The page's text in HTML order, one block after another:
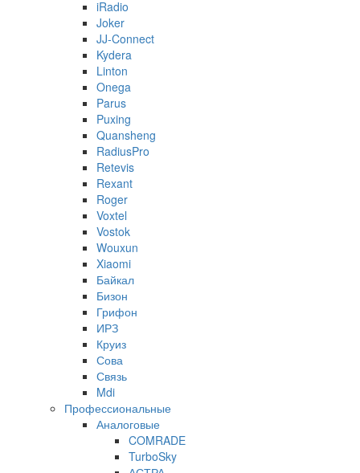
iRadio
Joker
JJ-Connect
Kydera
Linton
Onega
Parus
Puxing
Quansheng
RadiusPro
Retevis
Rexant
Roger
Voxtel
Vostok
Wouxun
Xiaomi
Байкал
Бизон
Грифон
ИРЗ
Круиз
Сова
Связь
Mdi
Профессиональные
Аналоговые
COMRADE
TurboSky